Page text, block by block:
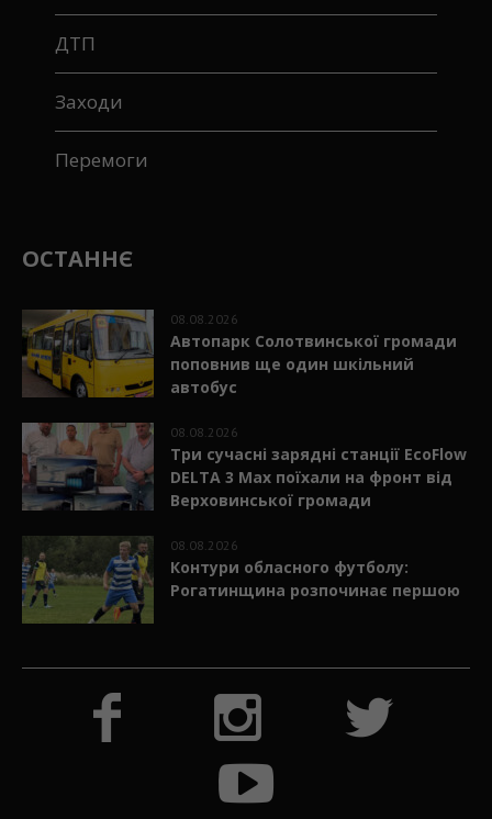
ДТП
Заходи
Перемоги
ОСТАННЄ
08.08.2026
Автопарк Солотвинської громади
поповнив ще один шкільний
автобус
08.08.2026
Три сучасні зарядні станції EcoFlow
DELTA 3 Max поїхали на фронт від
Верховинської громади
08.08.2026
Контури обласного футболу:
Рогатинщина розпочинає першою